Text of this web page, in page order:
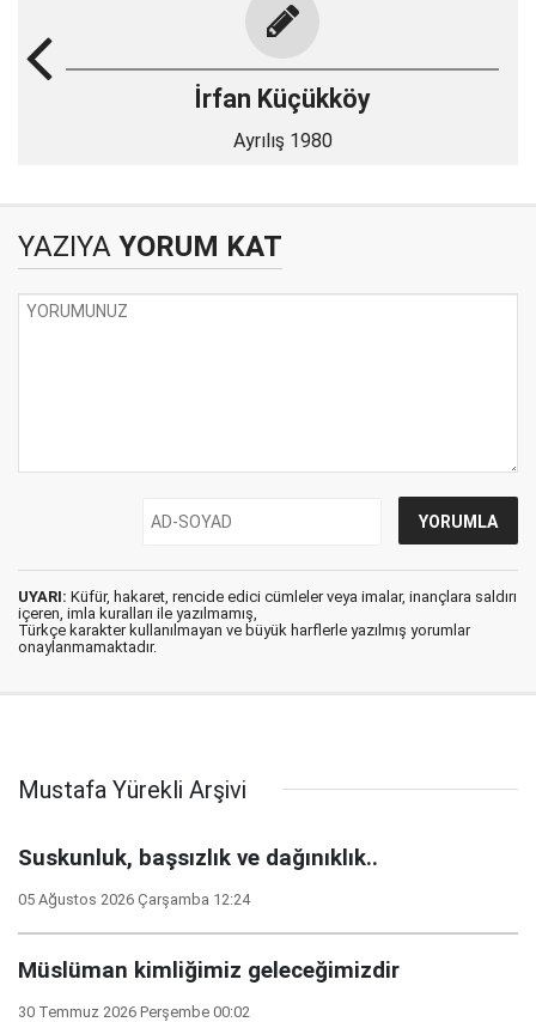
İrfan Küçükköy
Ayrılış 1980
YAZIYA YORUM KAT
UYARI: Küfür, hakaret, rencide edici cümleler veya imalar, inançlara saldırı
içeren, imla kuralları ile yazılmamış,
Türkçe karakter kullanılmayan ve büyük harflerle yazılmış yorumlar
onaylanmamaktadır.
Mustafa Yürekli Arşivi
Suskunluk, başsızlık ve dağınıklık..
05 Ağustos 2026 Çarşamba 12:24
Müslüman kimliğimiz geleceğimizdir
30 Temmuz 2026 Perşembe 00:02